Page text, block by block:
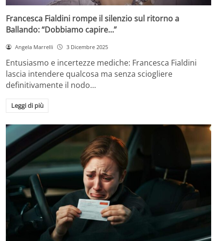
Francesca Fialdini rompe il silenzio sul ritorno a
Ballando: “Dobbiamo capire…”
Angela Marrelli 3 Dicembre 2025
Entusiasmo e incertezze mediche: Francesca Fialdini
lascia intendere qualcosa ma senza sciogliere
definitivamente il nodo…
Leggi di più